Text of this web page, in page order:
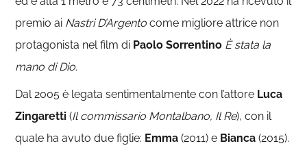
premio ai Nastri D’Argentocome migliore attrice non
protagonista nel film di Paolo Sorrentino È stata la
mano di Dio.
Dal 2005 è legata sentimentalmente con l’attore Luca
Zingaretti(Il commissario Montalbano, Il Re), con il
quale ha avuto due figlie: Emma (2011) e Bianca (2015).